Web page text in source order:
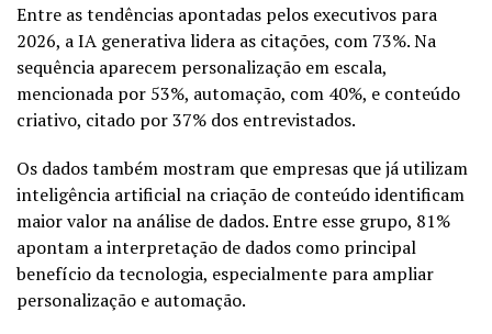
Entre as tendências apontadas pelos executivos para
2026, a IA generativa lidera as citações, com 73%. Na
sequência aparecem personalização em escala,
mencionada por 53%, automação, com 40%, e conteúdo
criativo, citado por 37% dos entrevistados.
Os dados também mostram que empresas que já utilizam
inteligência artificial na criação de conteúdo identificam
maior valor na análise de dados. Entre esse grupo, 81%
apontam a interpretação de dados como principal
benefício da tecnologia, especialmente para ampliar
personalização e automação.